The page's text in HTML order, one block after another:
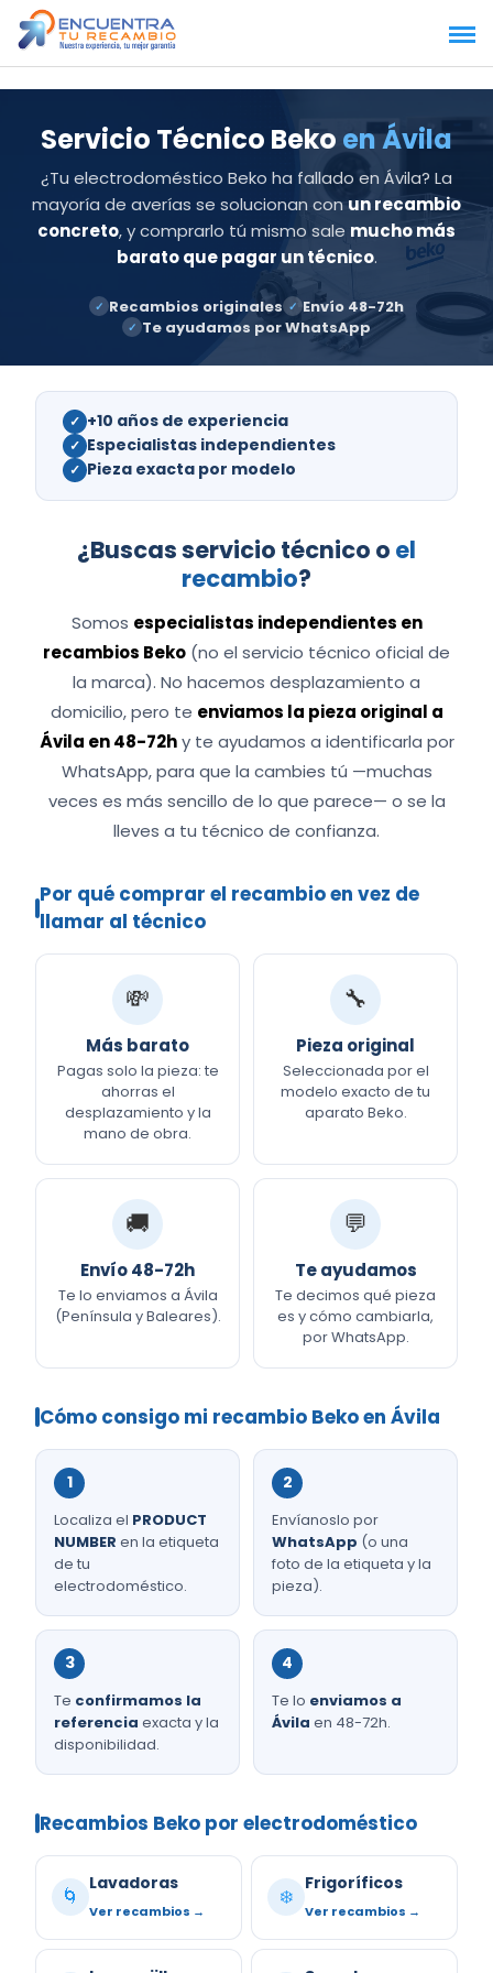
Saltar
contenido
Servicio Técnico Beko en Ávila
¿Tu electrodoméstico Beko ha fallado en Ávila? La
mayoría de averías se solucionan conun recambio
concreto, y comprarlo tú mismo sale mucho más
barato que pagar un técnico.
✓ Recambios originales ✓ Envío 48-72h
✓ Te ayudamos por WhatsApp
✓ +10 años de experiencia
✓ Especialistas independientes
✓ Pieza exacta por modelo
¿Buscas servicio técnico o el
recambio?
Somos especialistas independientes en
recambios Beko (no el servicio técnico oficial de
la marca). No hacemos desplazamiento a
domicilio, pero te enviamos la pieza original a
Ávila en 48-72hy te ayudamos a identificarla por
WhatsApp, para que la cambies tú —muchas
veces es más sencillo de lo que parece— o se la
lleves a tu técnico de confianza.
Por qué comprar el recambio en vez de
llamar al técnico
💸
Más barato
Pagas solo la pieza: te
ahorras el
desplazamiento y la
mano de obra.
🔧
Pieza original
Seleccionada por el
modelo exacto de tu
aparato Beko.
🚚
Envío 48-72h
Te lo enviamos a Ávila
(Península y Baleares).
💬
Te ayudamos
Te decimos qué pieza
es y cómo cambiarla,
por WhatsApp.
Cómo consigo mi recambio Beko en Ávila
1
Localiza el PRODUCT
NUMBER en la etiqueta
de tu
electrodoméstico.
2
Envíanoslo por
WhatsApp (o una
foto de la etiqueta y la
pieza).
3
Te confirmamos la
referencia exacta y la
disponibilidad.
4
Te lo enviamos a
Ávila en 48-72h.
Recambios Beko por electrodoméstico
🌀
Lavadoras
Ver recambios →
❄️
Frigoríficos
Ver recambios →